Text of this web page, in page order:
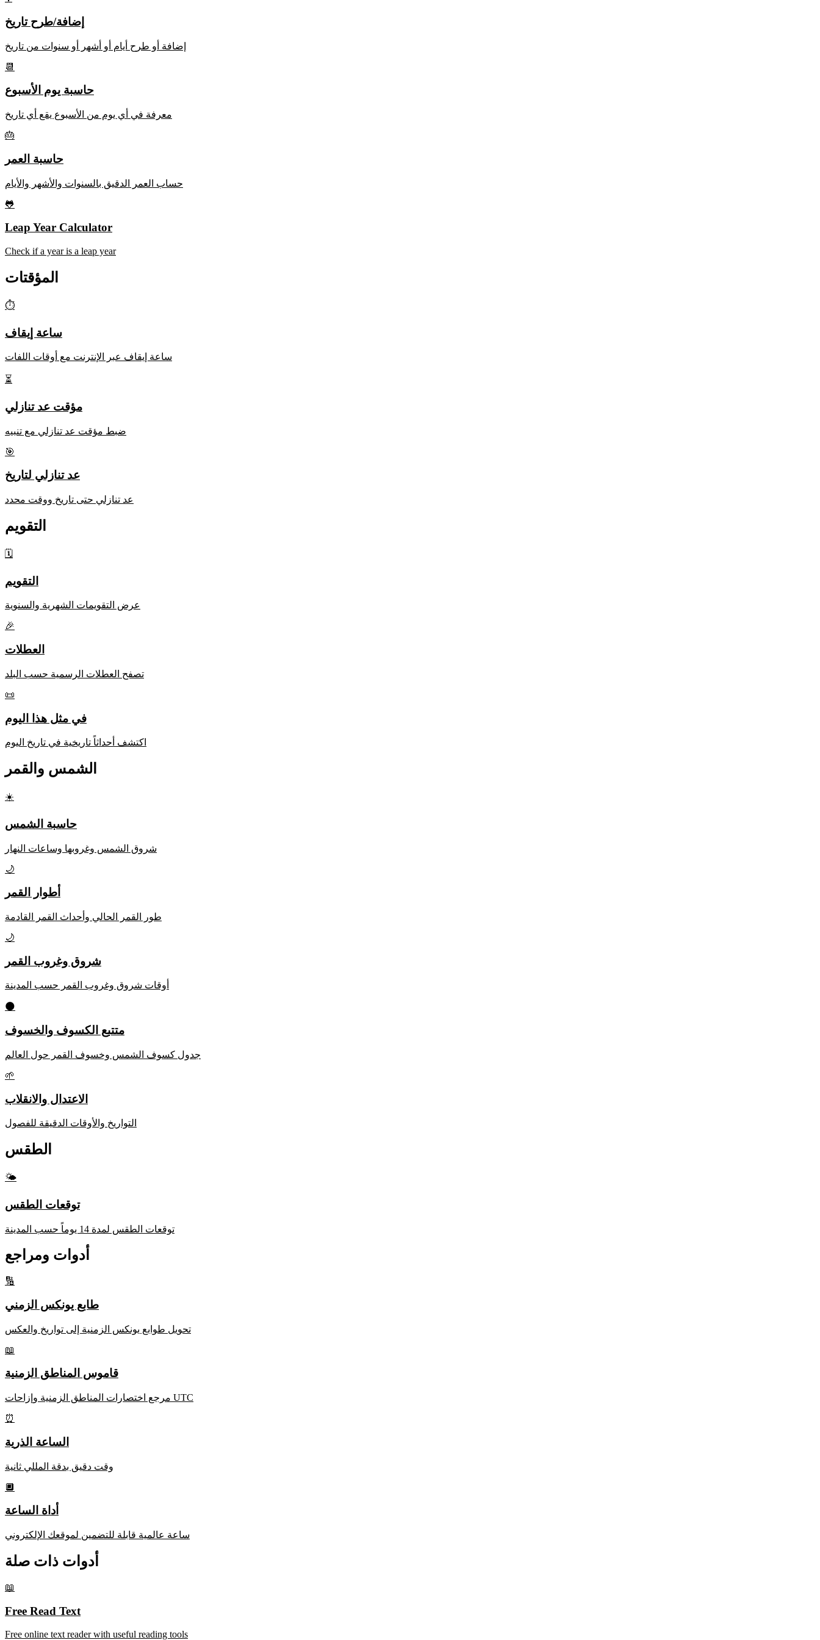
إضافة/طرح تاريخ
إضافة أو طرح أيام أو أشهر أو سنوات من تاريخ
📆
حاسبة يوم الأسبوع
معرفة في أي يوم من الأسبوع يقع أي تاريخ
🎂
حاسبة العمر
حساب العمر الدقيق بالسنوات والأشهر والأيام
🐸
Leap Year Calculator
Check if a year is a leap year
المؤقتات
⏱️
ساعة إيقاف
ساعة إيقاف عبر الإنترنت مع أوقات اللفات
⏳
مؤقت عد تنازلي
ضبط مؤقت عد تنازلي مع تنبيه
🎯
عد تنازلي لتاريخ
عد تنازلي حتى تاريخ ووقت محدد
التقويم
🗓️
التقويم
عرض التقويمات الشهرية والسنوية
🎉
العطلات
تصفح العطلات الرسمية حسب البلد
📜
في مثل هذا اليوم
اكتشف أحداثاً تاريخية في تاريخ اليوم
الشمس والقمر
☀️
حاسبة الشمس
شروق الشمس وغروبها وساعات النهار
🌙
أطوار القمر
طور القمر الحالي وأحداث القمر القادمة
🌙
شروق وغروب القمر
أوقات شروق وغروب القمر حسب المدينة
🌑
متتبع الكسوف والخسوف
جدول كسوف الشمس وخسوف القمر حول العالم
🌱
الاعتدال والانقلاب
التواريخ والأوقات الدقيقة للفصول
الطقس
🌤️
توقعات الطقس
توقعات الطقس لمدة 14 يوماً حسب المدينة
أدوات ومراجع
🔢
طابع يونكس الزمني
تحويل طوابع يونكس الزمنية إلى تواريخ والعكس
📖
قاموس المناطق الزمنية
مرجع اختصارات المناطق الزمنية وإزاحات UTC
⏰
الساعة الذرية
وقت دقيق بدقة المللي ثانية
🔲
أداة الساعة
ساعة عالمية قابلة للتضمين لموقعك الإلكتروني
أدوات ذات صلة
📖
Free Read Text
Free online text reader with useful reading tools